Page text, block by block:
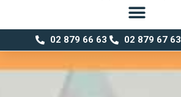
02 879 66 63 02 879 67 63